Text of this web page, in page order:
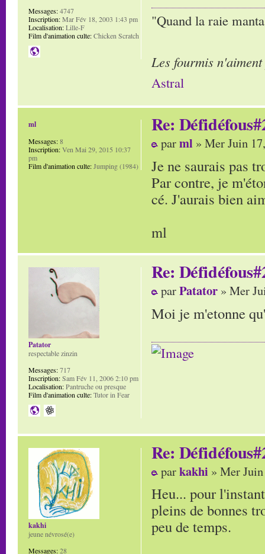
"Quand la raie
Les fourmis
Astral
Messages:4747
Inscription:Mar Fév 18, 2003 1:43 pm
Localisation:Lille-F
Film d'animation culte:Chicken Scratch
Re:
parml » Mer Juin
Je ne saurais pas
Par contre, je
cé. J'aurais bien
ml
ml
Messages:8
Inscription:Ven Mai 29, 2015 10:37
pm
Film d'animation culte:Jumping (1984)
Re:
parPatator » Mer
Moi je m'etonne
Patator
respectable zinzin
Messages:717
Inscription:Sam Fév 11, 2006 2:10 pm
Localisation:Pantruche ou presque
Film d'animation culte:Tutor in Fear
Re:
parkakhi » Mer
Heu... pour
pleins de bonnes
peu de temps.
kakhi
jeune névrosé(e)
Messages:28